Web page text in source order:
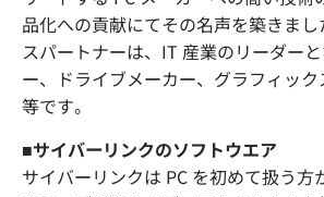
品化への貢献にてその名声を築きま
スパートナーは、IT 産業のリーダー
ー、ドライブメーカー、グラフィッ
等です。
■サイバーリンクのソフトウエア
サイバーリンクは PC を初めて扱う方